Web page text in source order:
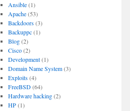
Ansible(1)
Apache(53)
Backdoors(3)
Backuppc(1)
Blog(2)
Cisco(2)
Development(1)
Domain Name System(3)
Exploits(4)
FreeBSD(64)
Hardware hacking(2)
HP(1)